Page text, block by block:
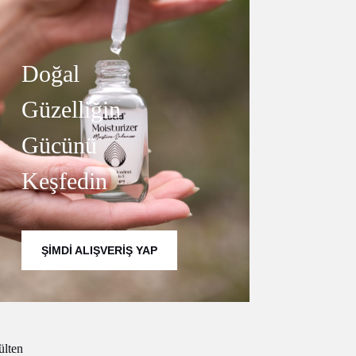
Doğal
Güzelliğin
Gücünü
Keşfedin
ŞIMDI ALIŞVERIŞ YAP